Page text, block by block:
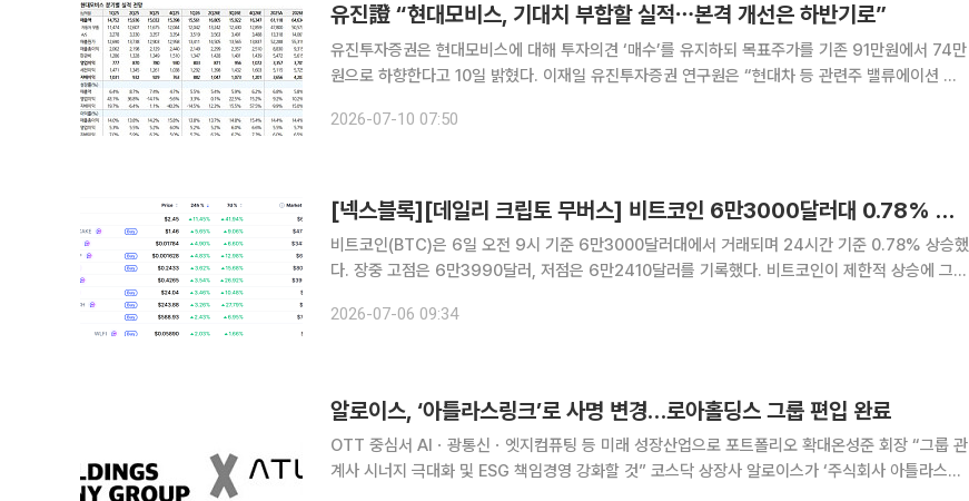
유진證 “현대모비스, 기대치 부합할 실적⋯본격 개선은 하반기로”
유진투자증권은 현대모비스에 대해 투자의견 ‘매수’를 유지하되 목표주가를 기존 91만원에서 74만
원으로 하향한다고 10일 밝혔다. 이재일 유진투자증권 연구원은 “현대차 등 관련주 밸류에이션 하
2026-07-10 07:50
[넥스블록][데일리 크립토 무버스] 비트코인 6만3000달러대 0.78% 상승…라이터 11% 상승
비트코인(BTC)은 6일 오전 9시 기준 6만3000달러대에서 거래되며 24시간 기준 0.78% 상승했
다. 장중 고점은 6만3990달러, 저점은 6만2410달러를 기록했다. 비트코인이 제한적 상승에 그친
강세를 나타냈다. 온체인 거래 인프라 프로젝트 라이
2026-07-06 09:34
알로이스, ‘아틀라스링크’로 사명 변경…로아홀딩스 그룹 편입 완료
OTT 중심서 AIㆍ광통신ㆍ엣지컴퓨팅 등 미래 성장산업으로 포트폴리오 확대온성준 회장 “그룹 관
계사 시너지 극대화 및 ESG 책임경영 강화할 것” 코스닥 상장사 알로이스가 ‘주식회사 아틀라스링